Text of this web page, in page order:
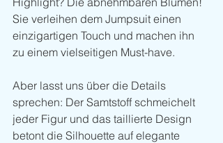
Sie verleihen dem Jumpsuit einen
einzigartigen Touch und machen ihn
zu einem vielseitigen Must-have.
Aber lasst uns über die Details
sprechen: Der Samtstoff schmeichelt
jeder Figur und das taillierte Design
betont die Silhouette auf elegante